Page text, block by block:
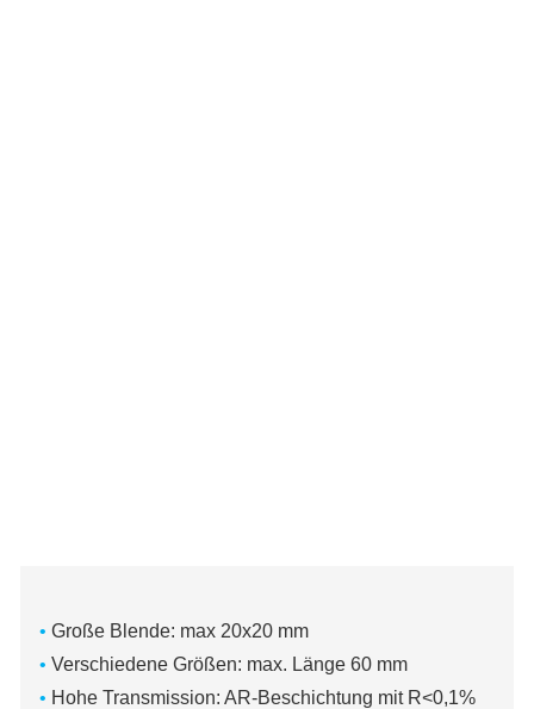
• Große Blende: max 20x20 mm
• Verschiedene Größen: max. Länge 60 mm
• Hohe Transmission: AR-Beschichtung mit R<0,1%